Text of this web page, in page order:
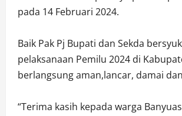
pada 14 Februari 2024.
Baik Pak Pj Bupati dan Sekda
pelaksanaan Pemilu 2024 di
berlangsung aman,lancar, damai
“Terima kasih kepada warga